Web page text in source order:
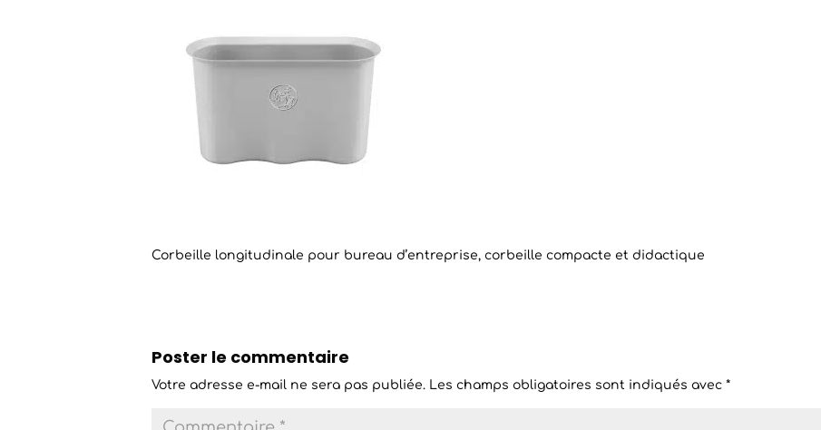
Corbeille longitudinale pour bureau d’entreprise, corbeille compacte et didactique
Poster le commentaire
Votre adresse e-mail ne sera pas publiée. Les champs obligatoires sont indiqués avec *